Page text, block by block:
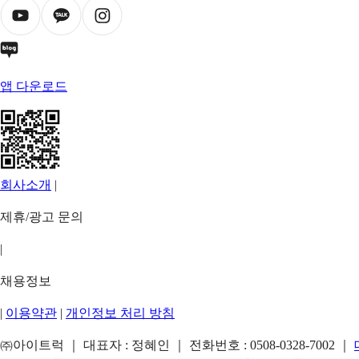
앱 다운로드
회사소개 |
제휴/광고 문의
|
채용정보
| 이용약관 | 개인정보 처리 방침
㈜아이트럭 ｜ 대표자 : 정혜인 ｜ 전화번호 : 0508-0328-7002